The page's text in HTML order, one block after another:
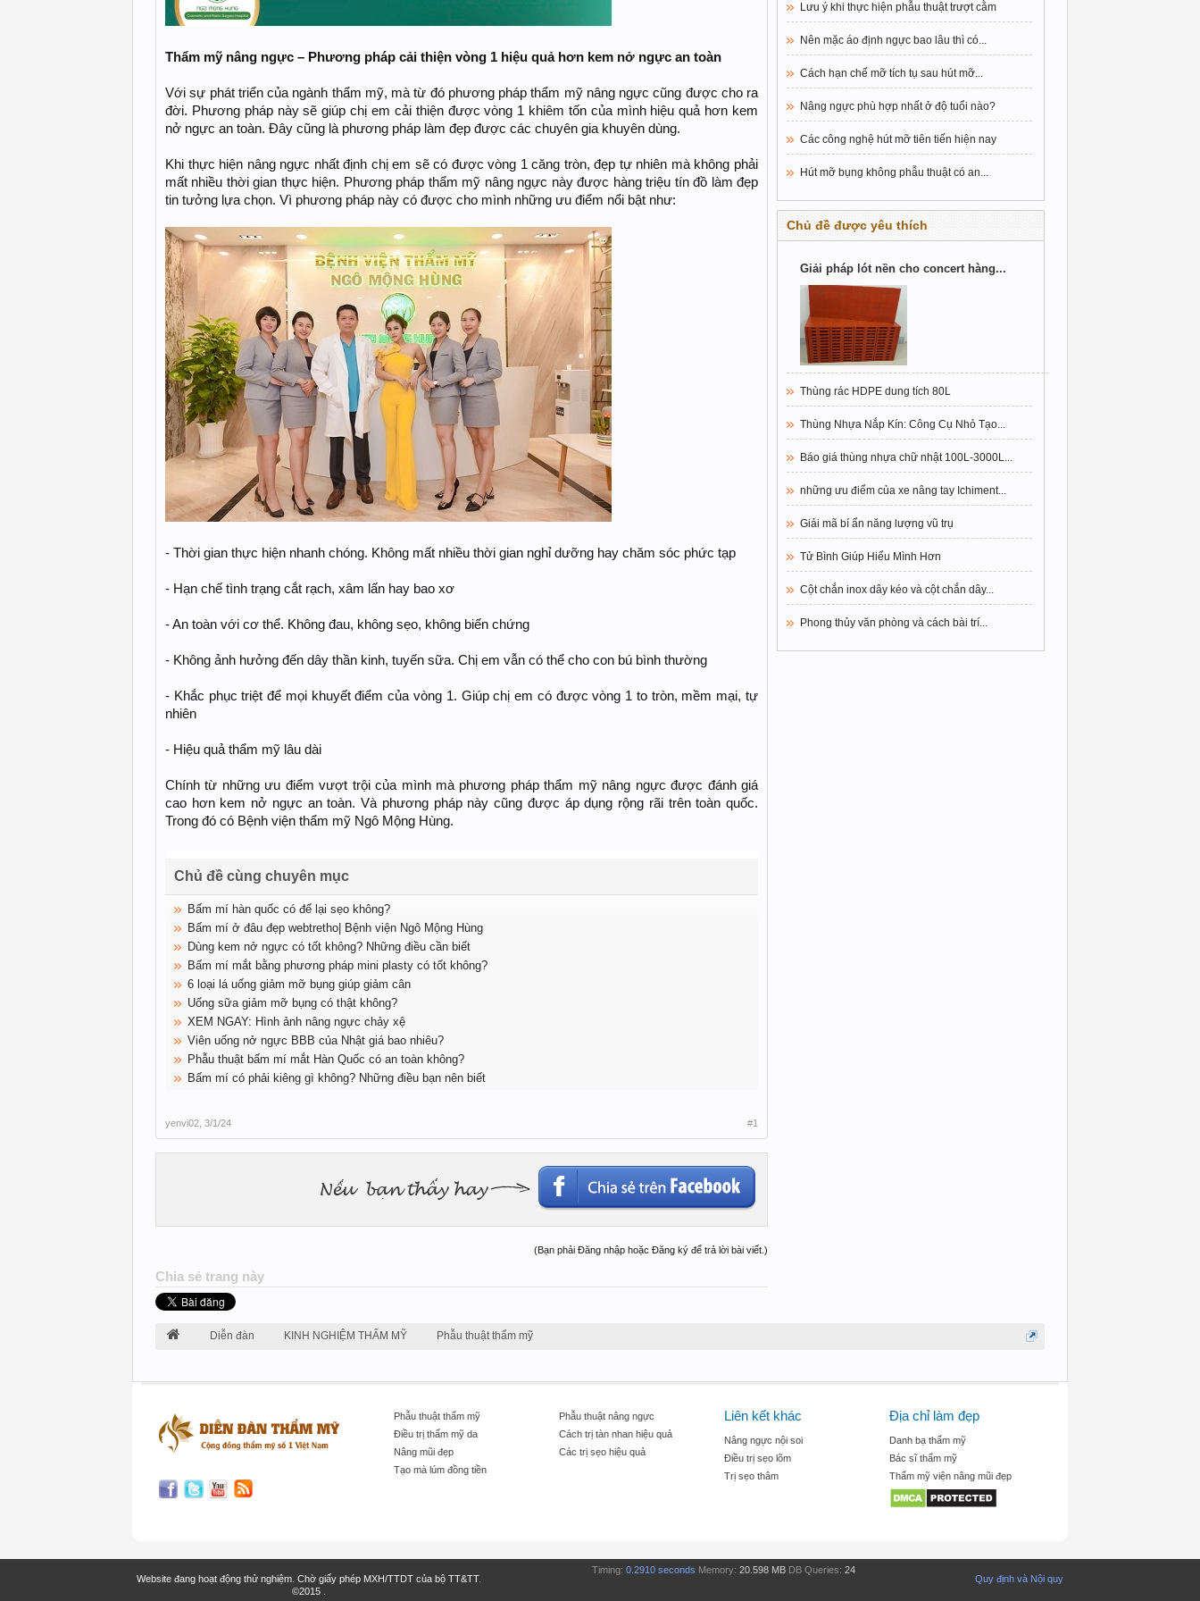
Thẩm mỹ nâng ngực – Phương pháp cải thiện vòng 1 hiệu quả hơn kem nở ngực an toàn
Với sự phát triển của ngành thẩm mỹ, mà từ đó phương pháp thẩm mỹ nâng ngực cũng được cho ra
đời. Phương pháp này sẽ giúp chị em cải thiện được vòng 1 khiêm tốn của mình hiệu quả hơn kem
nở ngực an toàn. Đây cũng là phương pháp làm đẹp được các chuyên gia khuyên dùng.
Khi thực hiện nâng ngực nhất định chị em sẽ có được vòng 1 căng tròn, đẹp tự nhiên mà không phải
mất nhiều thời gian thực hiện. Phương pháp thẩm mỹ nâng ngực này được hàng triệu tín đồ làm đẹp
tin tưởng lựa chọn. Vì phương pháp này có được cho mình những ưu điểm nổi bật như:
- Thời gian thực hiện nhanh chóng. Không mất nhiều thời gian nghỉ dưỡng hay chăm sóc phức tạp
- Hạn chế tình trạng cắt rạch, xâm lấn hay bao xơ
- An toàn với cơ thể. Không đau, không sẹo, không biến chứng
- Không ảnh hưởng đến dây thần kinh, tuyến sữa. Chị em vẫn có thể cho con bú bình thường
- Khắc phục triệt để mọi khuyết điểm của vòng 1. Giúp chị em có được vòng 1 to tròn, mềm mại, tự
nhiên
- Hiệu quả thẩm mỹ lâu dài
Chính từ những ưu điểm vượt trội của mình mà phương pháp thẩm mỹ nâng ngực được đánh giá
cao hơn kem nở ngực an toàn. Và phương pháp này cũng được áp dụng rộng rãi trên toàn quốc.
Trong đó có Bệnh viện thẩm mỹ Ngô Mộng Hùng.
Chủ đề cùng chuyên mục
Bấm mí hàn quốc có để lại sẹo không?
Bấm mí ở đâu đẹp webtretho| Bệnh viện Ngô Mộng Hùng
Dùng kem nở ngực có tốt không? Những điều cần biết
Bấm mí mắt bằng phương pháp mini plasty có tốt không?
6 loại lá uống giảm mỡ bụng giúp giảm cân
Uống sữa giảm mỡ bụng có thật không?
XEM NGAY: Hình ảnh nâng ngực chảy xệ
Viên uống nở ngực BBB của Nhật giá bao nhiêu?
Phẫu thuật bấm mí mắt Hàn Quốc có an toàn không?
Bấm mí có phải kiêng gì không? Những điều bạn nên biết
yenvi02 3/1/24 #1
(Bạn phải Đăng nhập hoặc Đăng ký để trả lời bài viết.)
Chia sẻ trang này
Lưu ý khi thực hiện phẫu thuật trượt cằm
Nên mặc áo định ngực bao lâu thì có...
Cách hạn chế mỡ tích tụ sau hút mỡ...
Nâng ngực phù hợp nhất ở độ tuổi nào?
Các công nghệ hút mỡ tiên tiến hiện nay
Hút mỡ bụng không phẫu thuật có an...
Chủ đề được yêu thích
Giải pháp lót nền cho concert hàng...
Thùng rác HDPE dung tích 80L
Thùng Nhựa Nắp Kín: Công Cụ Nhỏ Tạo...
Báo giá thùng nhựa chữ nhật 100L-3000L...
những ưu điểm của xe nâng tay Ichiment...
Giải mã bí ẩn năng lượng vũ trụ
Tử Bình Giúp Hiểu Mình Hơn
Cột chắn inox dây kéo và cột chắn dây...
Phong thủy văn phòng và cách bài trí...
Diễn đàn KINH NGHIỆM THẨM MỸ Phẫu thuật thẩm mỹ
Phẫu thuật thẩm mỹ
Điều trị thẩm mỹ da
Nâng mũi đẹp
Tạo mà lúm đồng tiền
Phẫu thuật nâng ngực
Cách trị tàn nhan hiệu quả
Các trị sẹo hiệu quả
Liên kết khác
Nâng ngực nội soi
Điều trị sẹo lõm
Trị sẹo thâm
Địa chỉ làm đẹp
Danh bạ thẩm mỹ
Bác sĩ thẩm mỹ
Thẩm mỹ viện nâng mũi đẹp
Quy định và Nội quy
Website đang hoạt động thử nghiệm. Chờ giấy phép MXH/TTDT của bộ TT&TT.
©2015
Timing: 0.2910 seconds Memory: 20.598 MB DB Queries: 24